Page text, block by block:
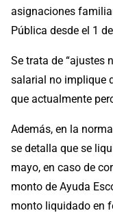
asignaciones
Pública desde el 1
Se trata de “ajustes
salarial no implique
que actualmente
Además, en la
se detalla que se
mayo, en caso de
monto de Ayuda
monto liquidado en